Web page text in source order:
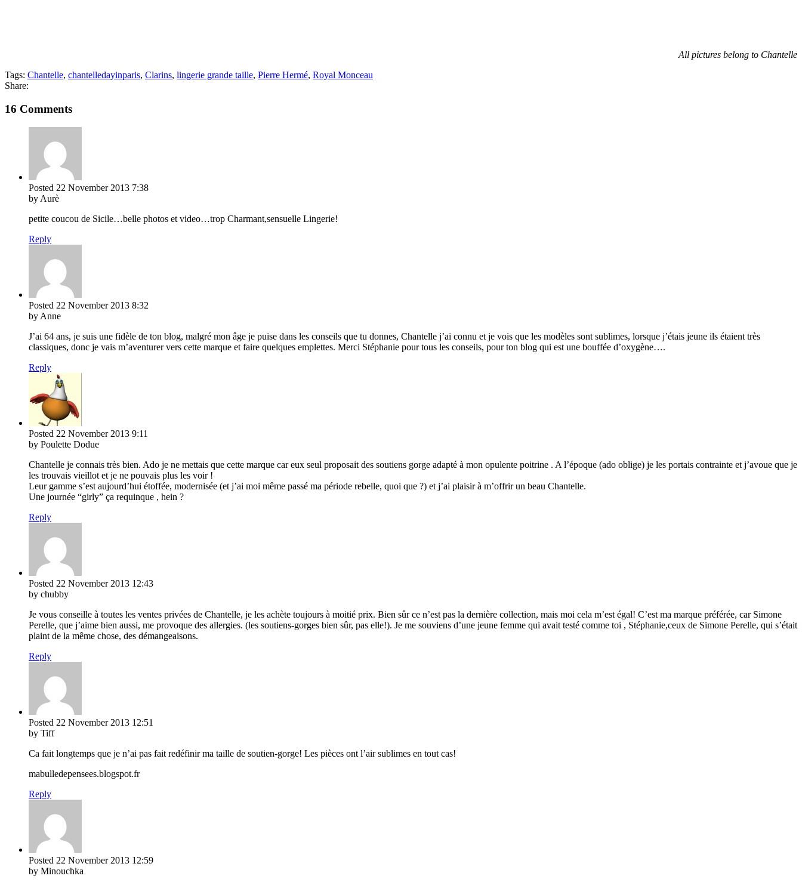
All pictures belong to Chantelle
Tags: Chantelle, chantelledayinparis, Clarins, lingerie grande taille, Pierre Hermé, Royal Monceau
Share:
16 Comments
Posted 22 November 2013 7:38
by Aurè
petite coucou de Sicile…belle photos et video…trop Charmant,sensuelle Lingerie!
Reply
Posted 22 November 2013 8:32
by Anne
J’ai 64 ans, je suis une fidèle de ton blog, malgré mon âge je puise dans les conseils que tu donnes, Chantelle j’ai connu et je vois que les modèles sont sublimes, lorsque j’étais jeune ils étaient très
classiques, donc je vais m’aventurer vers cette marque et faire quelques emplettes. Merci Stéphanie pour tous les conseils, pour ton blog qui est une bouffée d’oxygène….
Reply
Posted 22 November 2013 9:11
by Poulette Dodue
Chantelle je connais très bien. Ado je ne mettais que cette marque car eux seul proposait des soutiens gorge adapté à mon opulente poitrine . A l’époque (ado oblige) je les portais contrainte et j’avoue que je
les trouvais vieillot et je ne pouvais plus les voir !
Leur gamme s’est aujourd’hui étoffée, modernisée (et j’ai moi même passé ma période rebelle, quoi que ?) et j’ai plaisir à m’offrir un beau Chantelle.
Une journée “girly” ça requinque , hein ?
Reply
Posted 22 November 2013 12:43
by chubby
Je vous conseille à toutes les ventes privées de Chantelle, je les achète toujours à moitié prix. Bien sûr ce n’est pas la dernière collection, mais moi cela m’est égal! C’est ma marque préférée, car Simone
Perelle, que j’aime bien aussi, me provoque des allergies. (les soutiens-gorges bien sûr, pas elle!). Je me souviens d’une jeune femme qui avait testé comme toi , Stéphanie,ceux de Simone Perelle, qui s’était
plaint de la même chose, des démangeaisons.
Reply
Posted 22 November 2013 12:51
by Tiff
Ca fait longtemps que je n’ai pas fait redéfinir ma taille de soutien-gorge! Les pièces ont l’air sublimes en tout cas!
mabulledepensees.blogspot.fr
Reply
Posted 22 November 2013 12:59
by Minouchka